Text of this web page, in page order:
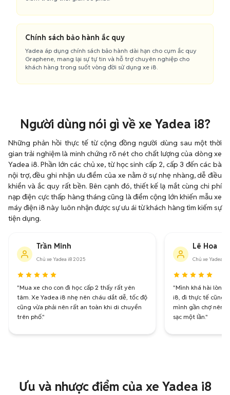
Chính sách bảo hành ắc quy
Yadea áp dụng chính sách bảo hành dài hạn cho cụm ắc quy
Graphene, mang lại sự tự tin và hỗ trợ chuyên nghiệp cho
khách hàng trong suốt vòng đời sử dụng xe i8.
Người dùng nói gì về xe Yadea i8?
Những phản hồi thực tế từ cộng đồng người dùng sau một thời
gian trải nghiệm là minh chứng rõ nét cho chất lượng của dòng xe
Yadea i8. Phần lớn các chủ xe, từ học sinh cấp 2, cấp 3 đến các bà
nội trợ, đều ghi nhận ưu điểm của xe nằm ở sự nhẹ nhàng, dễ điều
khiển và ắc quy rất bền. Bên cạnh đó, thiết kế lạ mắt cùng chi phí
nạp điện cực thấp hàng tháng cũng là điểm cộng lớn khiến mẫu xe
máy điện i8 này luôn nhận được sự ưu ái từ khách hàng tìm kiếm sự
tiện dụng.
Trần Minh
Chủ xe Yadea i8 2025
"Mua xe cho con đi học cấp 2 thấy rất yên
tâm. Xe Yadea i8 nhẹ nên cháu dắt dễ, tốc độ
cũng vừa phải nên rất an toàn khi di chuyển
trên phố."
Lê Hoa
Chủ xe Yadea
"Mình khá hài lòng
i8, đi thực tế cũng
mình gần chợ nên
sạc một lần."
Ưu và nhược điểm của xe Yadea i8